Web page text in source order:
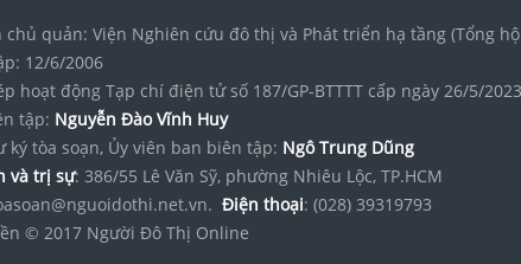
chủ quản: Viện Nghiên cứu đô thị và Phát triển hạ tầng (Tổng
12/6/2006
hoạt động Tạp chí điện tử số 187/GP-BTTTT cấp ngày 26/5/2023
tập: Nguyễn Đào Vĩnh Huy
ký tòa soạn, Ủy viên ban biên tập: Ngô Trung Dũng
và trị sự: 386/55 Lê Văn Sỹ, phường Nhiêu Lộc, TP.HCM
Điện thoại: (028) 39319793
© 2017 Người Đô Thị Online